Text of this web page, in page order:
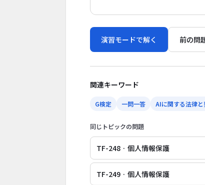
演習モードで解く 前の問
関連キーワード
G検定 一問一答 AIに関する法律と
同じトピックの問題
TF-248 · 個人情報保護
TF-249 · 個人情報保護